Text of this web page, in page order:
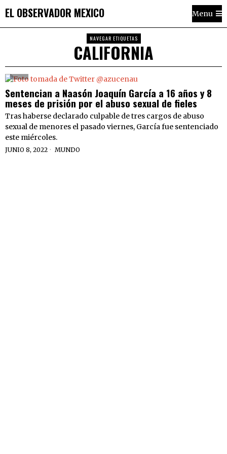
EL OBSERVADOR MEXICO Menu
NAVEGAR ETIQUETAS
CALIFORNIA
Sentencian a Naasón Joaquín García a 16 años y 8
meses de prisión por el abuso sexual de fieles
Tras haberse declarado culpable de tres cargos de abuso
sexual de menores el pasado viernes, García fue sentenciado
este miércoles.
JUNIO 8, 2022 MUNDO